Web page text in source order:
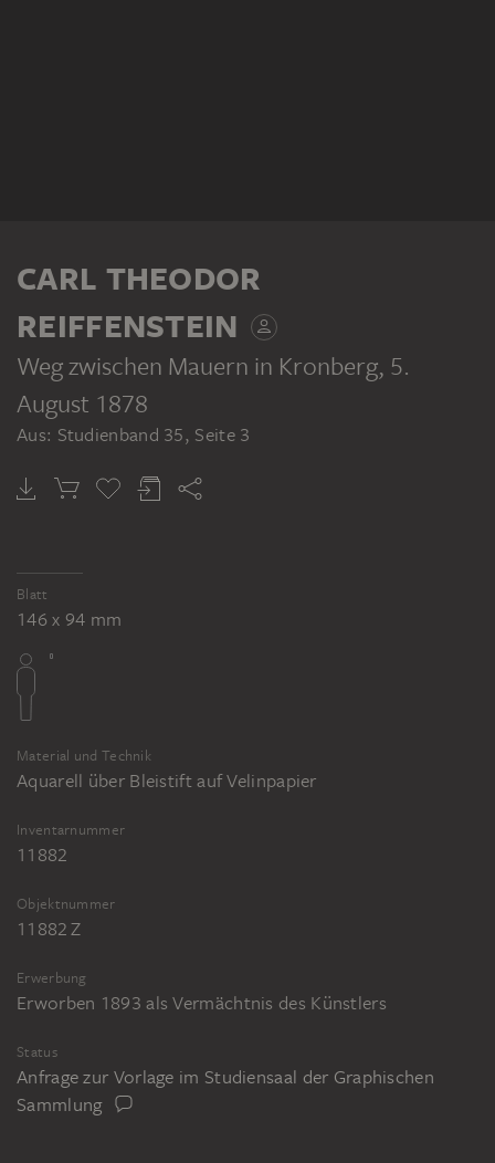
CARL THEODOR
REIFFENSTEIN
Weg zwischen Mauern in Kronberg, 5.
August 1878
Aus: Studienband 35, Seite 3
Blatt
146 x 94 mm
Material und Technik
Aquarell über Bleistift auf Velinpapier
Inventarnummer
11882
Objektnummer
11882 Z
Erwerbung
Erworben 1893 als Vermächtnis des Künstlers
Status
Anfrage zur Vorlage im Studiensaal der Graphischen
Sammlung